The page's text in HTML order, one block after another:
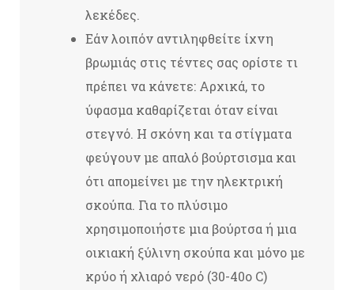
λεκέδες.
Εάν λοιπόν αντιληφθείτε ίχνη
βρωμιάς στις τέντες σας ορίστε τι
πρέπει να κάνετε: Αρχικά, το
ύφασμα καθαρίζεται όταν είναι
στεγνό. Η σκόνη και τα στίγματα
φεύγουν με απαλό βούρτσισμα και
ότι απομείνει με την ηλεκτρική
σκούπα. Για το πλύσιμο
χρησιμοποιήστε μια βούρτσα ή μια
οικιακή ξύλινη σκούπα και μόνο με
κρύο ή χλιαρό νερό (30-40ο C)